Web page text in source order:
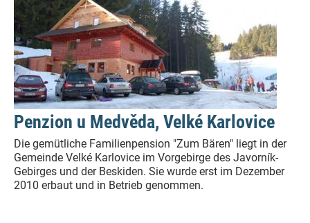
Penzion u Medvěda, Velké Karlovice
Die gemütliche Familienpension "Zum Bären" liegt in der
Gemeinde Velké Karlovice im Vorgebirge des Javorník-
Gebirges und der Beskiden. Sie wurde erst im Dezember
2010 erbaut und in Betrieb genommen.